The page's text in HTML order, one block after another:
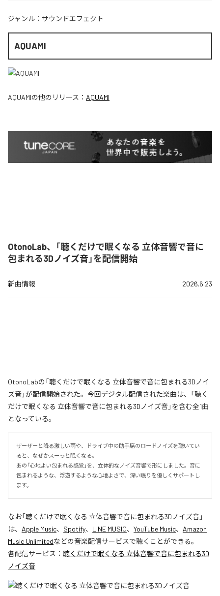
ジャンル： サウンドエフェクト
AQUAMI
AQUAMIの他のリリース： AQUAMI
OtonoLab、「聴くだけで眠くなる 立体音響で音に
包まれる3Dノイズ音」を配信開始
新曲情報 2026.6.23
OtonoLabの「聴くだけで眠くなる 立体音響で音に包まれる3Dノイ
ズ音」が配信開始された。今回デジタル配信された楽曲は、「聴く
だけで眠くなる 立体音響で音に包まれる3Dノイズ音」を含む全1曲
となっている。
ザーザーと降る激しい雨や、ドライブ中の助手席のロードノイズを聴いてい
ると、なぜかスーっと眠くなる。
あの「心地よい包まれる感覚」を、立体的なノイズ音響で形にしました。音に
包まれるような、浮遊するような心地よさで、深い眠りを優しくサポートし
ます。
なお「聴くだけで眠くなる 立体音響で音に包まれる3Dノイズ音」
は、 Apple Music、 Spotify、 LINE MUSIC、 YouTube Music、 Amazon
Music Unlimitedなどの音楽配信サービスで聴くことができる。
各配信サービス： 聴くだけで眠くなる 立体音響で音に包まれる3D
ノイズ音